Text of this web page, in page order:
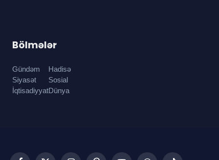
Bölmələr
Gündəm
Siyasət
İqtisadiyyat
Hadisə
Sosial
Dünya